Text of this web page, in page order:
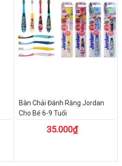
Bàn Chải Đánh Răng Jordan
Cho Bé 6-9 Tuổi
35.000₫